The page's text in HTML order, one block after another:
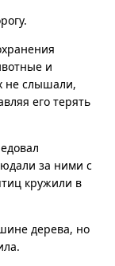
и
не слышали,
его терять
за ними с
кружили в
дерева, но